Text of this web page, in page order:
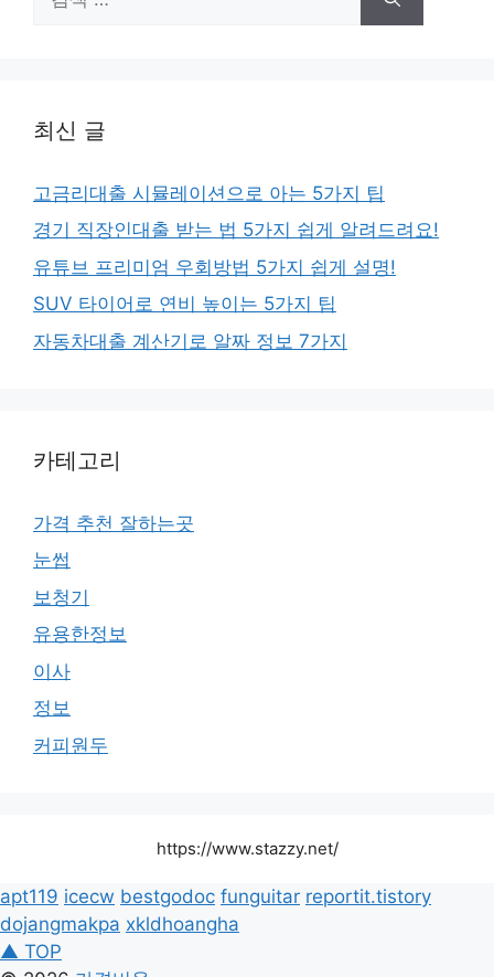
색:
최신 글
고금리대출 시뮬레이션으로 아는 5가지 팁
경기 직장인대출 받는 법 5가지 쉽게 알려드려요!
유튜브 프리미엄 우회방법 5가지 쉽게 설명!
SUV 타이어로 연비 높이는 5가지 팁
자동차대출 계산기로 알짜 정보 7가지
카테고리
가격 추천 잘하는곳
눈썹
보청기
유용한정보
이사
정보
커피원두
https://www.stazzy.net/
apt119 icecw bestgodoc funguitar reportit.tistory
dojangmakpa xkldhoangha
▲ TOP